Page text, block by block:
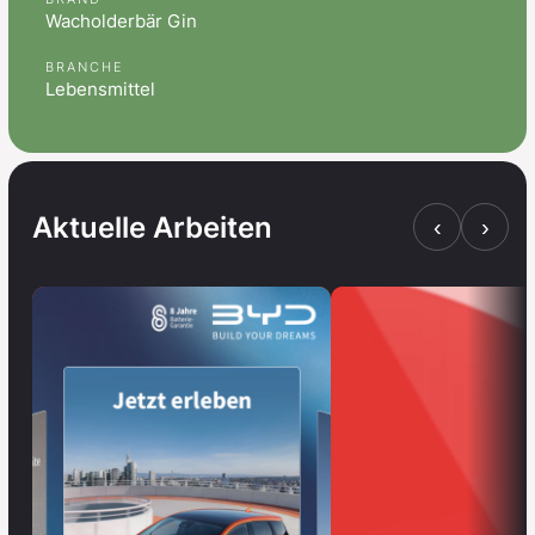
Wacholderbär Gin
BRANCHE
Lebensmittel
Aktuelle Arbeiten ‹ ›